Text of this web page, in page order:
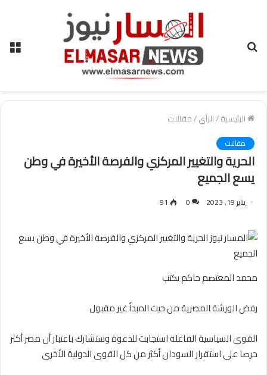
الرئيسية/الرأي/مقالات
مقالات
الحرية والتغيير المركزي والفرصة الأخيرة في وطن
يسع الجميع
يناير 19, 2023 0
91
محمد المعتصم حاكم يكتب
رفض الورشة المصرية من حيث المبدأ غير مقبول
القوى السياسية الفاعلة استجابت للدعوة وستشارك باعتبار أن مصر أكثر
حرصا على استقرار السودان أكثر من كل القوى الدولية الأخرى